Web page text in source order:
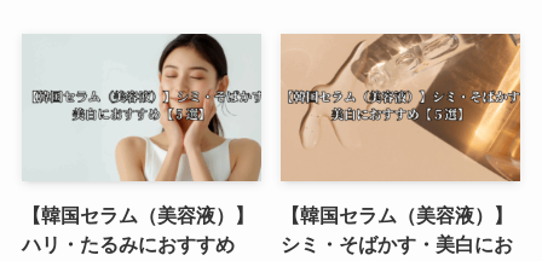
【韓国セラム（美容液）】
ハリ・たるみにおすすめ
【韓国セラム（美容液）】
シミ・そばかす・美白にお